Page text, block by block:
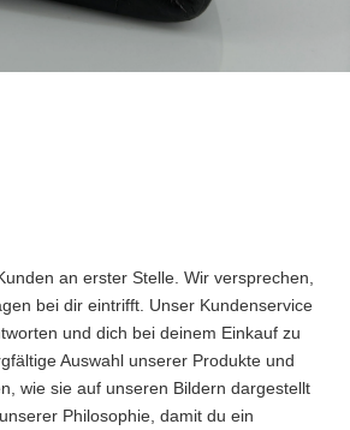
an erster Stelle. Wir versprechen,
bei dir eintrifft. Unser Kundenservice
und dich bei deinem Einkauf zu
Auswahl unserer Produkte und
wie sie auf unseren Bildern dargestellt
Philosophie, damit du ein